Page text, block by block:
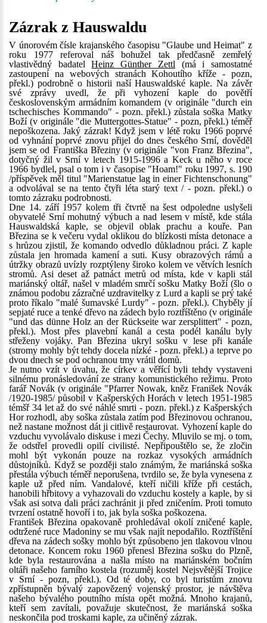
Zázrak z Hauswaldu
V únorovém čísle krajanského časopisu "Glaube und Heimat" z
roku 1977 referoval náš bohužel tak předčasně zemřelý
vlastivědný badatelHeinz Günther Zettl (má i samostatné
zastoupení na webových stranách Kohoutího kříže - pozn,
překl.) podrobně o historii naší Hauswaldské kaple. Na závěr
své zprávy uvedl, že při vyhození kaple do povětří
československým armádním komandem (v originále "durch ein
tschechisches Kommando" - pozn. překl.) zůstala soška Matky
Boží (v originále "die Muttergottes-Statue" - pozn, překl.) téměř
nepoškozena. Jaký zázrak! Když jsem v létě roku 1966 poprvé
od vyhnání poprvé znovu přijel do dnes českého Srní, dověděl
jsem se od Františka Březiny (v originále "von Franz Březina",
dotyčný žil v Srní v letech 1915-1996 a Keck u něho v roce
1966 bydlel, psal o tom i v časopise "Hoam!" roku 1997, s. 190
/příspěvek měl titul "Marienstatue lag in einer Fichtenschonung"
a odvolával se na tento čtyři léta starý text / - pozn. překl.) o
tomto zázraku podrobnosti.
Dne 14. září 1957 kolem tři čtvrtě na šest odpoledne uslyšeli
obyvatelé Srní mohutný výbuch a nad lesem v místě, kde stála
Hauswaldská kaple, se objevil oblak prachu a kouře. Pan
Březina se k večeru vydal oklikou do blízkosti místa detonace a
s hrůzou zjistil, že komando odvedlo důkladnou práci. Z kaple
zůstala jen hromada kamení a suti. Kusy obrazových rámů a
útržky obrazů uvízly rozptýleny široko kolem ve větvích lesních
stromů. Asi deset až patnáct metrů od místa, kde v kapli stál
mariánský oltář, našel v mladém smrčí sošku Matky Boží (šlo o
známou podobu zázračné uzdravitelky z Lurd a kapli se prý také
proto říkalo "malé šumavské Lurdy" - pozn. překl.). Chyběly jí
sepjaté ruce a tenké dřevo na zádech bylo roztříštěno (v originále
"und das dünne Holz an der Rückseite war zersplittert" - pozn,
překl.). Most přes plavební kanál a cesta podél kanálu byly
střeženy vojáky. Pan Březina ukryl sošku v lese při kanále
(stromy mohly být tehdy docela nízké - pozn. překl.) a teprve po
dvou dnech se pod ochranou tmy vrátil domů.
Je nutno vzít v úvahu, že církev a věřící byli tehdy vystaveni
silnému pronásledování ze strany komunistického režimu. Proto
farář Novák (v originále "Pfarrer Nowak, kněz Franišek Novák
/1920-1985/ působil v Kašperských Horách v letech 1951-1985
témšř 34 let až do své náhlé smrti - pozn. překl.) z Kašperských
Hor rozhodl, aby soška zůstala zatím pod Březinovou ochranou,
než nastane možnost dát ji citlivě restaurovat. Vyhození kaple do
vzduchu vyvolávalo diskuse i mezi Čechy. Mluvilo se mj. o tom,
že odstřel provedli opilí civilisté. Nepřipouštělo se, že zločin
mohl být vykonán pouze na rozkaz vysokých armádních
důstojníků. Když se později stalo známým, že mariánská soška
přestála výbuch téměř neporušena, tvrdilo se, že byla vynesena z
kaple už před ním. Vandalové, kteří ničili kříže při cestách,
hanobili hřbitovy a vyhazovali do vzduchu kostely a kaple, by si
však asi sotva dali práci zachránit ji před zničením. Proti tomuto
tvrzení ostatně hovoří i to, jak byla soška poškozena.
František Březina opakovaně prohledával okolí zničené kaple,
odtržené ruce Madoniny se mu však najít nepodařilo. Roztříštění
dřeva na zádech sošky mohlo být způsobeno jen tlakovou vlnou
detonace. Koncem roku 1960 přenesl Březina sošku do Plzně,
kde byla restaurována a našla místo na mariánském bočním
oltáři našeho farního kostela (rozuměj kostel Nejsvětější Trojice
v Srní - pozn, překl.). Od té doby, co byl turistům znovu
zpřístupněn bývalý zapovězený vojenský prostor, je návštěva
našeho bývalého poutního místa opět možná. Mnoho krajanů,
kteří sem zavítali, považuje skutečnost, že mariánská soška
neskončila pod troskami kaple, za učiněný zázrak.